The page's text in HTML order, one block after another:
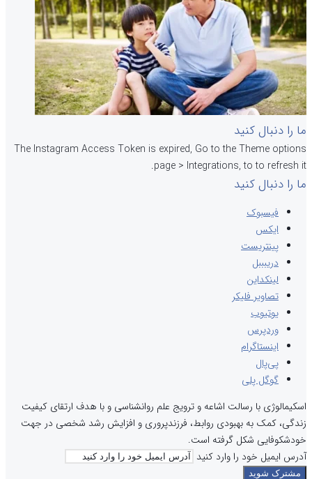
ما را دنبال کنید
The Instagram Access Token is expired, Go to the Theme options
page > Integrations, to to refresh it.
ما را دنبال کنید
فیسبوک
ایکس
پینتریست
دریبببل
لینکداین
تصاویر فلیکر
یوتیوب
وردپرس
اینستاگرام
پی‌پال
گوگل پلی
اسکیمالوژی با رسالت اشاعه و ترویج علم روانشناسی و با هدف ارتقای کیفیت
زندگی، کمک به بهبودی روابط، فرزندپروری و افزایش رشد شخصی در جهت
خودشکوفایی شکل گرفته است.
آدرس ایمیل خود را وارد کنید